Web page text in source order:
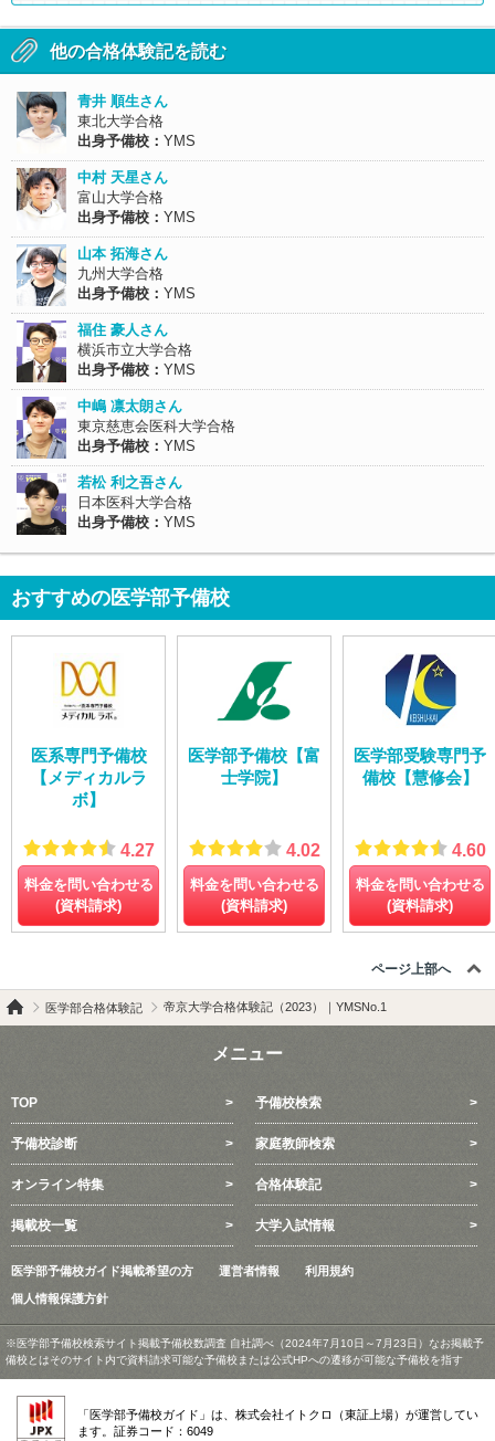
他の合格体験記を読む
青井 順生さん
東北大学合格
出身予備校： YMS
中村 天星さん
富山大学合格
出身予備校： YMS
山本 拓海さん
九州大学合格
出身予備校： YMS
福住 豪人さん
横浜市立大学合格
出身予備校： YMS
中嶋 凛太朗さん
東京慈恵会医科大学合格
出身予備校： YMS
若松 利之吾さん
日本医科大学合格
出身予備校： YMS
おすすめの医学部予備校
医系専門予備校
【メディカルラ
ボ】
4.27
料金を問い合わせる
(資料請求)
医学部予備校【富
士学院】
4.02
料金を問い合わせる
(資料請求)
医学部受験専門予
備校【慧修会】
4.60
料金を問い合わせる
(資料請求)
ページ上部へ
医学部合格体験記 帝京大学合格体験記（2023）｜YMSNo.1
メニュー
TOP 予備校検索
予備校診断 家庭教師検索
オンライン特集 合格体験記
掲載校一覧 大学入試情報
医学部予備校ガイド掲載希望の方 運営者情報 利用規約
個人情報保護方針
※医学部予備校検索サイト掲載予備校数調査 自社調べ（2024年7月10日～7月23日）なお掲載予
備校とはそのサイト内で資料請求可能な予備校または公式HPへの遷移が可能な予備校を指す
「医学部予備校ガイド」は、株式会社イトクロ（東証上場）が運営してい
ます。証券コード：6049